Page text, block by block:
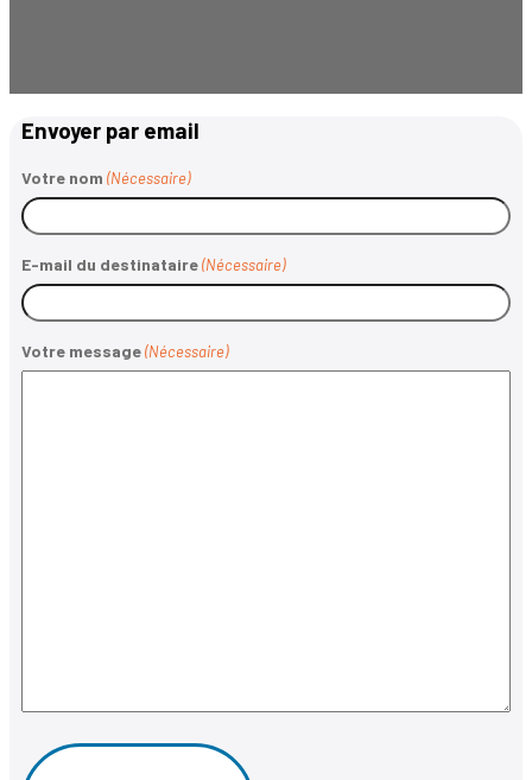
Envoyer par email
Votre nom (Nécessaire)
E-mail du destinataire (Nécessaire)
Votre message (Nécessaire)